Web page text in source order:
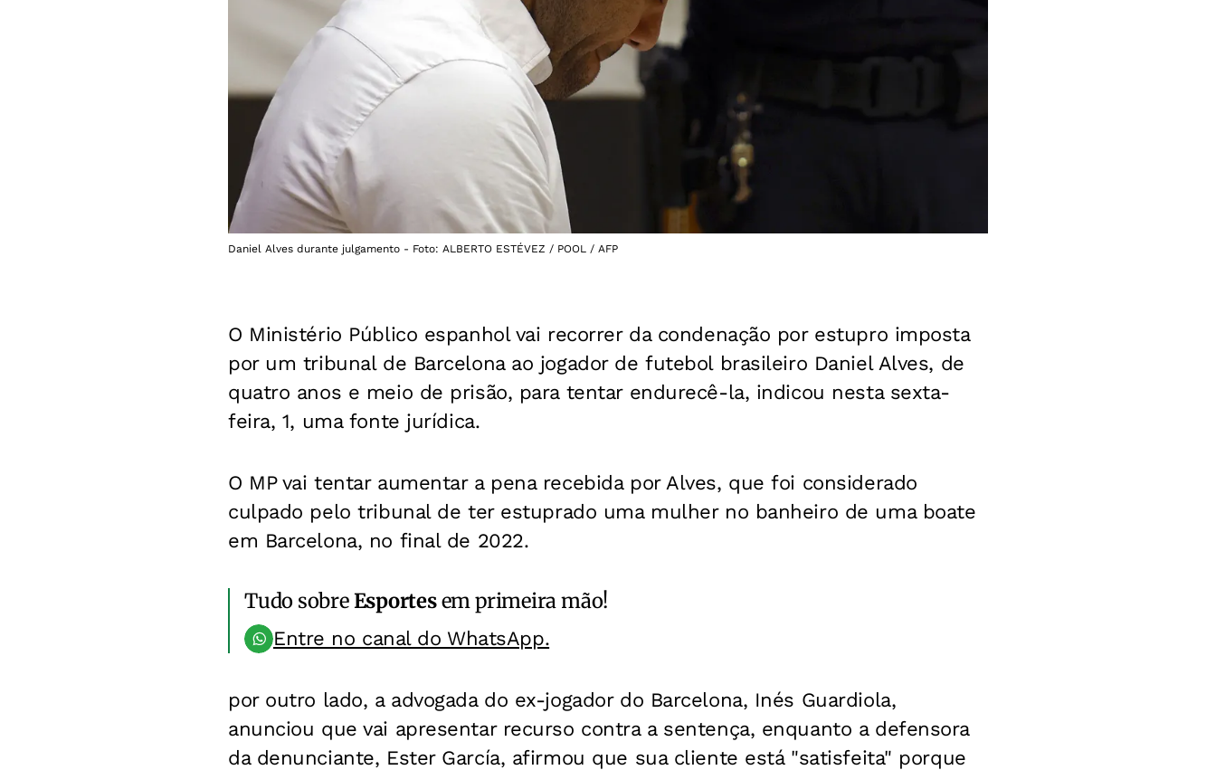
Daniel Alves durante julgamento - Foto: ALBERTO ESTÉVEZ / POOL / AFP
O Ministério Público espanhol vai recorrer da condenação por estupro imposta
por um tribunal de Barcelona ao jogador de futebol brasileiro Daniel Alves, de
quatro anos e meio de prisão, para tentar endurecê-la, indicou nesta sexta-
feira, 1, uma fonte jurídica.
O MP vai tentar aumentar a pena recebida por Alves, que foi considerado
culpado pelo tribunal de ter estuprado uma mulher no banheiro de uma boate
em Barcelona, no final de 2022.
Tudo sobreEsportesem primeira mão!
Entre no canal do WhatsApp.
por outro lado, a advogada do ex-jogador do Barcelona, Inés Guardiola,
anunciou que vai apresentar recurso contra a sentença, enquanto a defensora
da denunciante, Ester García, afirmou que sua cliente está "satisfeita" porque